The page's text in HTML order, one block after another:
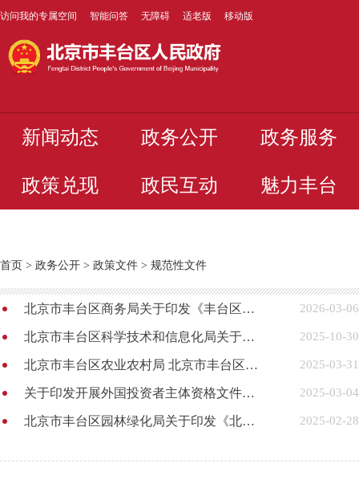
访问我的专属空间 智能问答 无障碍 适老版 移动版
新闻动态 政务公开 政务服务
政策兑现 政民互动 魅力丰台
首页 > 政务公开 > 政策文件 > 规范性文件
北京市丰台区商务局关于印发《丰台区推动商务经济高质量发展若干措施》的通知 2026-03-06
北京市丰台区科学技术和信息化局关于印发《丰台区支持人工智能科技创新和产业创新融合发展的若干措施》的通知 2025-10-30
北京市丰台区农业农村局 北京市丰台区财政局关于印发《2024—2026年度丰台区农机购置与应用补贴实施方案》的通知 2025-03-31
关于印发开展外国投资者主体资格文件三地互认办法（试行）的通知 2025-03-04
北京市丰台区园林绿化局关于印发《北京市丰台区林地保护利用规划（2021-2035年）》的通知 2025-02-28